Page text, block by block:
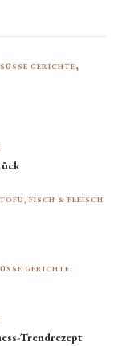
SÜSSE GERICHTE
TOFU, FISCH & FLEISCH
GERICHTE
Trendrezept